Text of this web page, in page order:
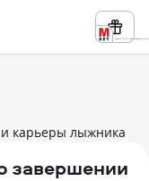
Реклама ООО «БК «Марафон» ИНН
карьеры лыжника
завершении